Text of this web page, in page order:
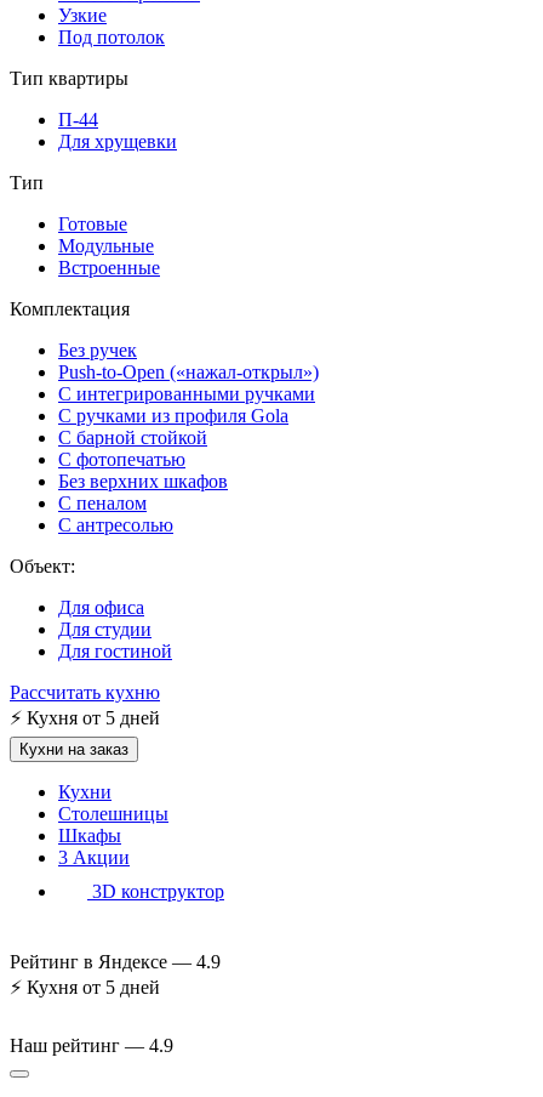
Узкие
Под потолок
Тип квартиры
П-44
Для хрущевки
Тип
Готовые
Модульные
Встроенные
Комплектация
Без ручек
Push-to-Open («нажал-открыл»)
С интегрированными ручками
С ручками из профиля Gola
С барной стойкой
С фотопечатью
Без верхних шкафов
С пеналом
С антресолью
Объект:
Для офиса
Для студии
Для гостиной
Рассчитать кухню
⚡ Кухня от 5 дней
Кухни на заказ
Кухни
Столешницы
Шкафы
3 Акции
3D конструктор
Рейтинг в Яндексе — 4.9
⚡ Кухня от 5 дней
Наш рейтинг — 4.9